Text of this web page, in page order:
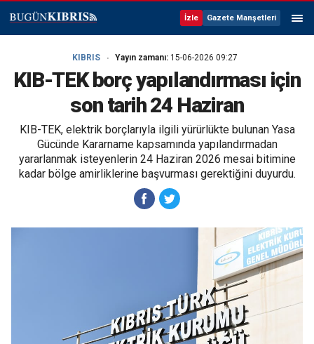
İzle Gazete Manşetleri
KIBRIS Yayın zamanı: 15-06-2026 09:27
KIB-TEK borç yapılandırması için
son tarih 24 Haziran
KIB-TEK, elektrik borçlarıyla ilgili yürürlükte bulunan Yasa
Gücünde Kararname kapsamında yapılandırmadan
yararlanmak isteyenlerin 24 Haziran 2026 mesai bitimine
kadar bölge amirliklerine başvurması gerektiğini duyurdu.